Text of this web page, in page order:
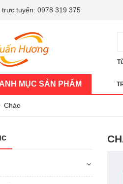
trực tuyến: 0978 319 375
MỤC SẢN PHẨM
Chảo